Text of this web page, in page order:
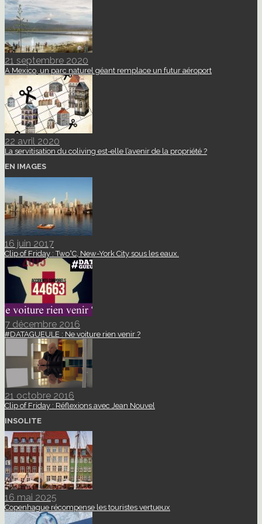
21 septembre 2020
A Mexico, un parc naturel géant remplace un futur aéroport
22 avril 2020
La servitisation du coliving est-elle l’avenir de la propriété ?
EN IMAGES
16 juin 2017
Clip of Friday : Two°C, New-York City sous les eaux.
7 décembre 2016
#DATAGUEULE : Ne voiture rien venir ?
21 octobre 2016
Clip of Friday : Réflexions avec Jean Nouvel
INSOLITE
16 mai 2025
Copenhague récompense les touristes vertueux